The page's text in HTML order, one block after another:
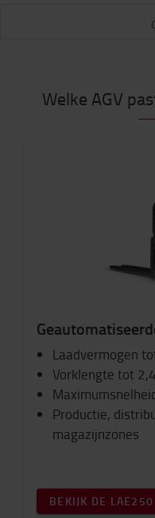
Welke AGV
Laadvermogen
Vorklengte tot
Productie,
magazijnzones
BEKIJK DE LAE250